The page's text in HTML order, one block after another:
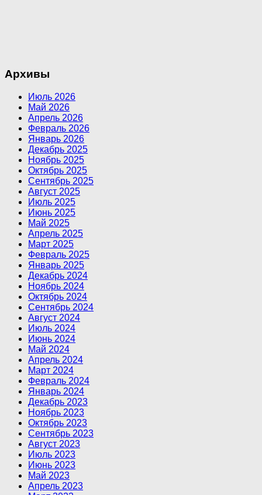
Архивы
Июль 2026
Май 2026
Апрель 2026
Февраль 2026
Январь 2026
Декабрь 2025
Ноябрь 2025
Октябрь 2025
Сентябрь 2025
Август 2025
Июль 2025
Июнь 2025
Май 2025
Апрель 2025
Март 2025
Февраль 2025
Январь 2025
Декабрь 2024
Ноябрь 2024
Октябрь 2024
Сентябрь 2024
Август 2024
Июль 2024
Июнь 2024
Май 2024
Апрель 2024
Март 2024
Февраль 2024
Январь 2024
Декабрь 2023
Ноябрь 2023
Октябрь 2023
Сентябрь 2023
Август 2023
Июль 2023
Июнь 2023
Май 2023
Апрель 2023